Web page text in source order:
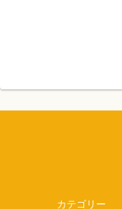
カテゴリー